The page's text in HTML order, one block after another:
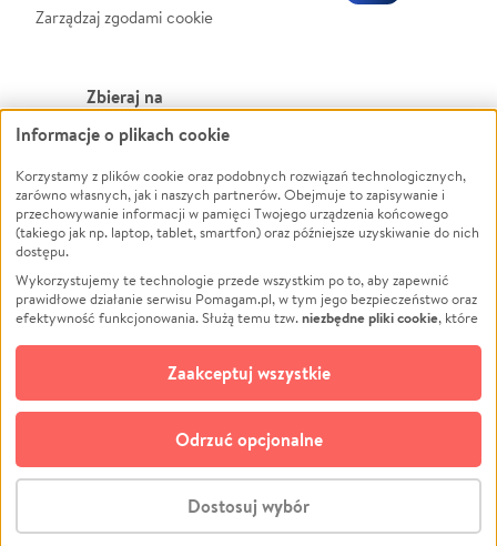
Stwórz zbiórkę - za darmo
Zarządzaj zgodami cookie
Zbieraj na
Leczenie
Zwierzęta
Pożar
Ukraina
Pomoc Finansowa
Projekty
Pogrzeb
Społeczność lokalna
Kultura
Powódź
Wichura
NGO
Edukacja
Podróż
Impreza
Ochrona środowiska
Biznes
© CROWDING SP. Z O.O.
Informacje o plikach cookie
Korzystamy z plików cookie oraz podobnych rozwiązań technologicznych,
zarówno własnych, jak i naszych partnerów. Obejmuje to zapisywanie i
przechowywanie informacji w pamięci Twojego urządzenia końcowego
(takiego jak np. laptop, tablet, smartfon) oraz późniejsze uzyskiwanie do nich
dostępu.
Wykorzystujemy te technologie przede wszystkim po to, aby zapewnić
prawidłowe działanie serwisu Pomagam.pl, w tym jego bezpieczeństwo oraz
efektywność funkcjonowania. Służą temu tzw.niezbędne pliki cookie, które
opcjonalnych plików cookie
technologii do celów analitycznych i retargetingowych. Możesz wyrazić
zgodę na ich stosowanie lub jej odmówić. W dowolnym momencie masz
możliwość zmiany swoich preferencji na stronie „Zarządzaj zgodami cookie”,
do której link znajdziesz w stopce serwisu Pomagam.pl. Opcjonalne pliki
cookie wykorzystywane są w następujących celach:
działanie serwisu Pomagam.pl. Dzięki nim możemy zrozumieć, jak
użytkownicy korzystają z naszego serwisu – skąd trafiają do serwisu, jak
Dostosuj wybór
Odrzuć opcjonalne
Zaakceptuj wszystkie